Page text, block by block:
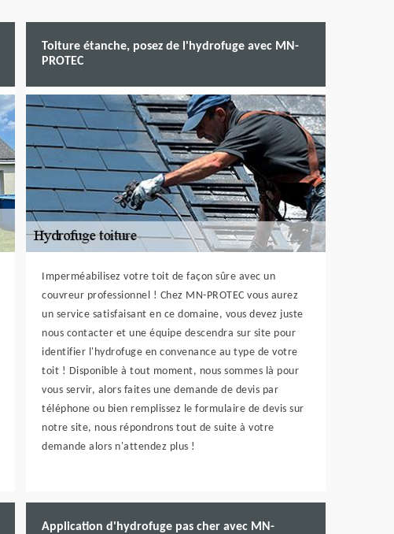
Toiture étanche, posez de l'hydrofuge avec MN-
PROTEC
Imperméabilisez votre toit de façon sûre avec un
couvreur professionnel ! Chez MN-PROTEC vous aurez
un service satisfaisant en ce domaine, vous devez juste
nous contacter et une équipe descendra sur site pour
identifier l'hydrofuge en convenance au type de votre
toit ! Disponible à tout moment, nous sommes là pour
vous servir, alors faites une demande de devis par
téléphone ou bien remplissez le formulaire de devis sur
notre site, nous répondrons tout de suite à votre
demande alors n'attendez plus !
Application d'hydrofuge pas cher avec MN-